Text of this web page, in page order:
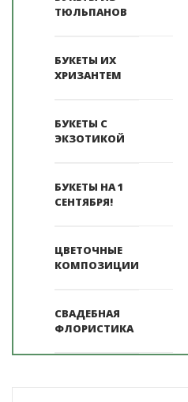
ТЮЛЬПАНОВ
БУКЕТЫ ИХ
ХРИЗАНТЕМ
БУКЕТЫ С
ЭКЗОТИКОЙ
БУКЕТЫ НА 1
СЕНТЯБРЯ!
ЦВЕТОЧНЫЕ
КОМПОЗИЦИИ
СВАДЕБНАЯ
ФЛОРИСТИКА